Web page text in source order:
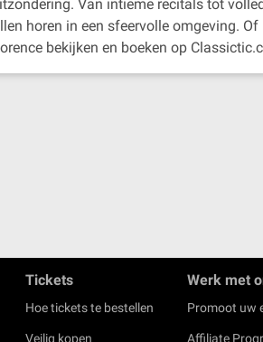
Van intieme recitals tot
horen in een sfeervolle omgeving. Of
bekijken en boeken op
Tickets
Hoe tickets te bestellen
Veilig kopen
Werk met
Promoot uw
Affiliate